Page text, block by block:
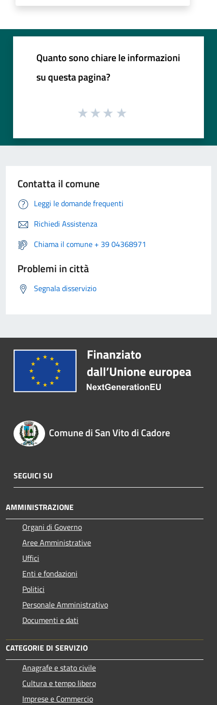
Quanto sono chiare le informazioni
su questa pagina?
Contatta il comune
Leggi le domande frequenti
Richiedi Assistenza
Chiama il comune + 39 04368971
Problemi in città
Segnala disservizio
Comune di San Vito di Cadore
SEGUICI SU
AMMINISTRAZIONE
Organi di Governo
Aree Amministrative
Uffici
Enti e fondazioni
Politici
Personale Amministrativo
Documenti e dati
CATEGORIE DI SERVIZIO
Anagrafe e stato civile
Cultura e tempo libero
Imprese e Commercio